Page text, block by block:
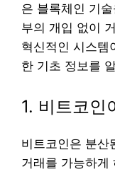
은 블록체인 기
부의 개입 없이
혁신적인 시스템
한 기초 정보를
1. 비트코인
비트코인은 분산
거래를 가능하게